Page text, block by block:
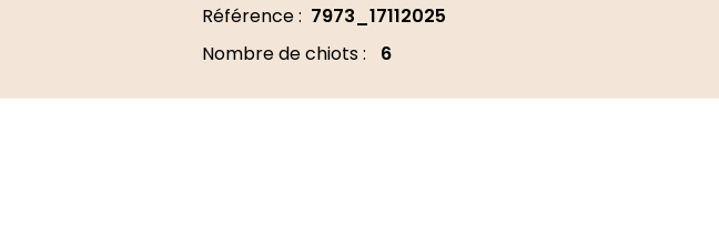
Référence : 7973_17112025
Nombre de chiots :
6